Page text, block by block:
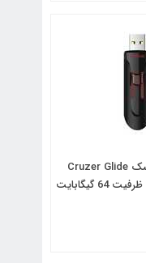
فلش سن دیسک Cruzer Glide